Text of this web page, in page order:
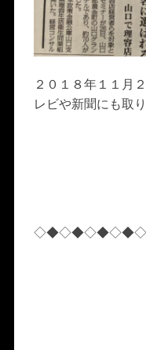
２０１８年１１月
レビや新聞にも取